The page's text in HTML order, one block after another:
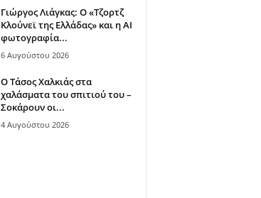
Γιώργος Λιάγκας: Ο «Τζορτζ
Κλούνεϊ της Ελλάδας» και η AI
φωτογραφία...
6 Αυγούστου 2026
Ο Τάσος Χαλκιάς στα
χαλάσματα του σπιτιού του –
Σοκάρουν οι...
4 Αυγούστου 2026